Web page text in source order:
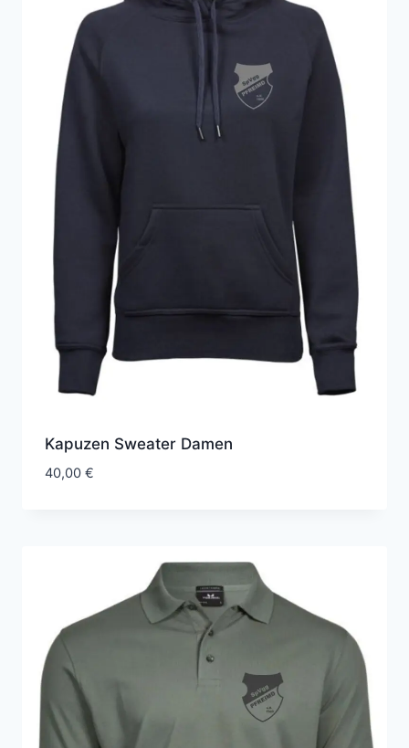
Kapuzen Sweater Damen
40,00 €